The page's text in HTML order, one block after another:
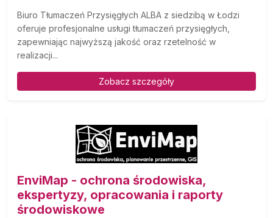
Biuro Tłumaczeń Przysięgłych ALBA z siedzibą w Łodzi
oferuje profesjonalne usługi tłumaczeń przysięgłych,
zapewniając najwyższą jakość oraz rzetelność w
realizacji...
Zobacz szczegóły
EnviMap - ochrona środowiska,
ekspertyzy, opracowania i raporty
środowiskowe